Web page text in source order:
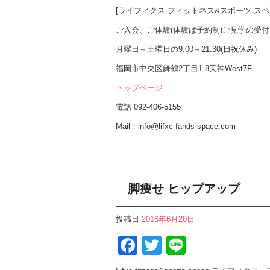
[ライフィクス フィットネス&スポーツ ス
ご入会、ご体験(体験は予約制)ご見学の受付
月曜日～土曜日の9:00～21:30(日祝休み)
福岡市中央区舞鶴2丁目1-8天神West7F
トップページ
電話 092-406-5155
Mail：info@lifxc-fands-space.com
脚痩せ ヒップアップ
投稿日 2016年6月20日
Facebook
Twitter